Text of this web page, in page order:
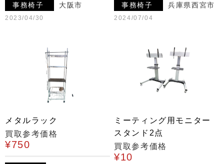
事務椅子 大阪市
2023/04/30
事務椅子 兵庫県西宮市
2024/07/04
メタルラック
買取参考価格
¥750
ミーティング用モニター
スタンド2点
買取参考価格
¥10